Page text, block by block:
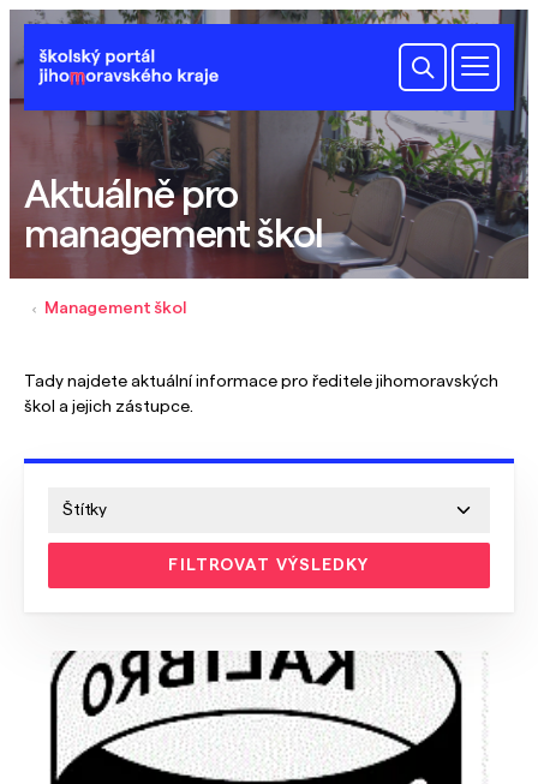
Aktuálně pro
management škol
Management škol
Tady najdete aktuální informace pro ředitele jihomoravských
škol a jejich zástupce.
FILTROVAT VÝSLEDKY